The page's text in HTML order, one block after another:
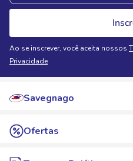
Ao se inscrever, você aceita nossos
Privacidade
Savegnago
Quem Somos
Ofertas